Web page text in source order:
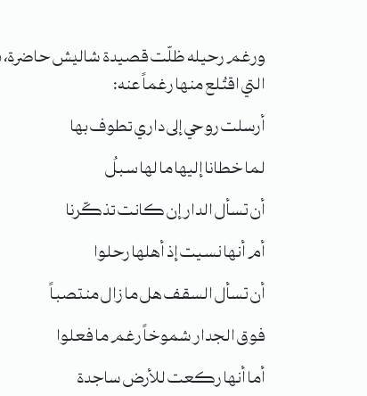
ورغم رحيله ظلّت قصيدة شاليش حاضرة،
التي اقتُلع منها رغماً عنه:
أرسلت روحي إلى داري تطوف بها
لما خطانا إليها ما لها سبلُ
أن تسأل الدار إن كانت تذكّرنا
أم أنها نسيت إذ أهلها رحلوا
أن تسأل السقف هل ما زال منتصباً
فوق الجدار شموخاً رغم ما فعلوا
أما أنها ركعت للأرض ساجدة